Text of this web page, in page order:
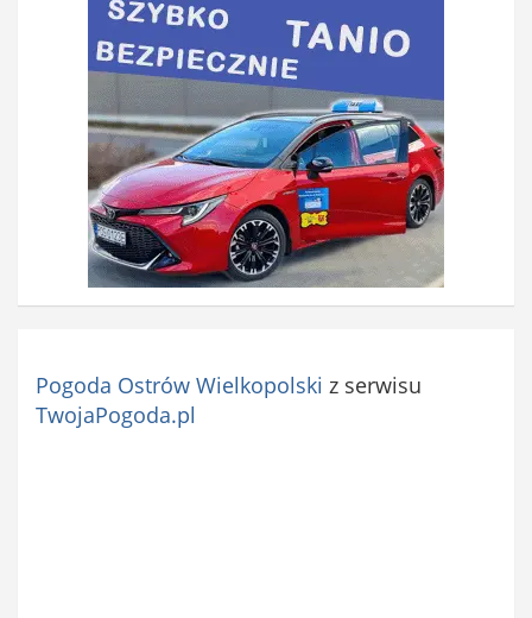
Pogoda Ostrów Wielkopolski z serwisu
TwojaPogoda.pl